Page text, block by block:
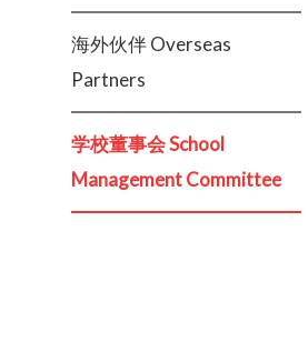
海外伙伴 Overseas
Partners
学校董事会 School
Management Committee